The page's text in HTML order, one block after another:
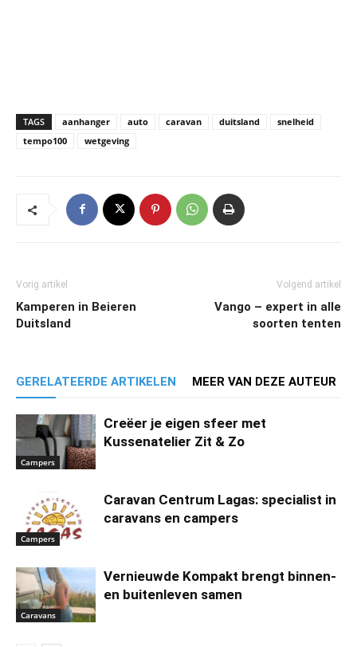
TAGS aanhanger auto caravan duitsland
snelheid
tempo100
wetgeving
Vorig artikel
Kamperen in Beieren
Duitsland
Volgend artikel
Vango – expert in alle
soorten tenten
GERELATEERDE ARTIKELEN MEER VAN DEZE AUTEUR
Campers
Creëer je eigen sfeer met
Kussenatelier Zit & Zo
Campers
Caravan Centrum Lagas: specialist in
caravans en campers
Caravans
Vernieuwde Kompakt brengt binnen-
en buitenleven samen